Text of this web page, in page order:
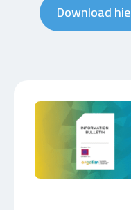
Download